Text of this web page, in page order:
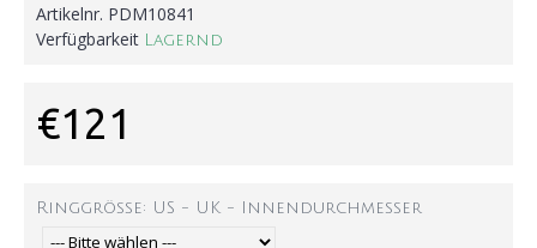
Artikelnr. PDM10841
Verfügbarkeit
Lagernd
€121
Ringgröße: US - UK - Innendurchmesser